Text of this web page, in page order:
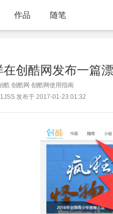
作品 随笔
在创酷网发布一篇
酷 创酷网 创酷网使用指南
发布于 2017-01-23 01:32